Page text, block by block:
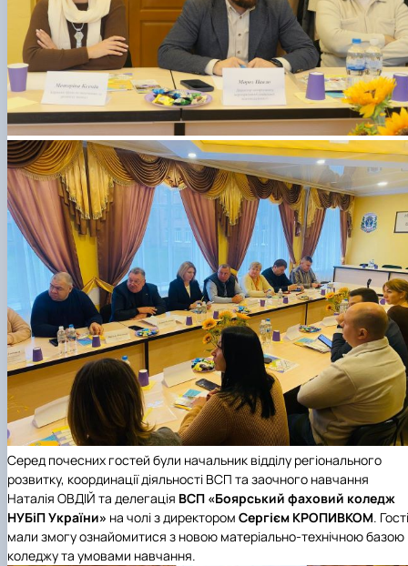
Серед почесних гостей були начальник відділу регіонального
розвитку, координації діяльності ВСП та заочного навчання
Наталія ОВДІЙ та делегація ВСП «Боярський фаховий коледж
НУБіП України» на чолі з директором Сергієм КРОПИВКОМ. Гості
мали змогу ознайомитися з новою матеріально-технічною базою
коледжу та умовами навчання.